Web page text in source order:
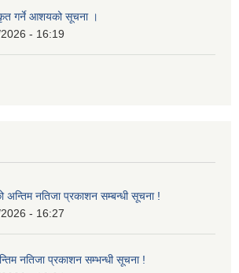
गर्ने आशयको सूचना ।
- 16:19
नतिजा प्रकाशन सम्बन्धी सूचना !
- 16:27
नतिजा प्रकाशन सम्भन्धी सूचना !